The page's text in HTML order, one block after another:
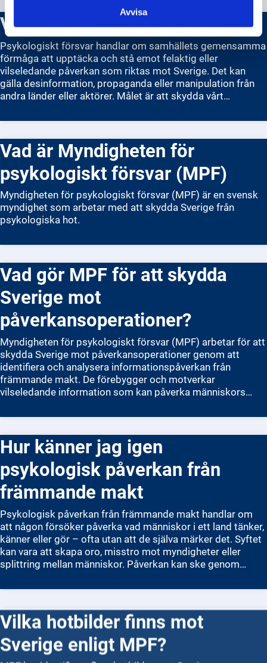
Avvisa
Vad är psykologiskt försvar?
Psykologiskt försvar handlar om samhällets gemensamma
förmåga att upptäcka och stå emot felaktig eller
vilseledande påverkan som riktas mot Sverige. Det kan
gälla desinformation, propaganda eller manipulation från
andra länder eller aktörer. Målet är att skydda vårt
förtroende för dem. Alla behövs i detta — myndigheter,
till information och kontrollera källor bidrar vi alla till det
psykologiska försvaret.
Vad är Myndigheten för
psykologiskt försvar (MPF)
Myndigheten för psykologiskt försvar (MPF) är en svensk
myndighet som arbetar med att skydda Sverige från
psykologiska hot.
Vad gör MPF för att skydda
Sverige mot
påverkansoperationer?
Myndigheten för psykologiskt försvar (MPF) arbetar för att
skydda Sverige mot påverkansoperationer genom att
identifiera och analysera informationspåverkan från
främmande makt. De förebygger och motverkar
vilseledande information som kan påverka människors
kommuner, företag och organisationer med utbildning och
Arbetet är en viktig del i att värna demokratin,
samhällsfunktionen och den öppna debatten. Söker man
svar på vad MPF gör för att skydda Sverige mot
påverkansoperationer, så handlar det om att göra
samhället medvetet, förberett och motståndskraftigt.
Hur känner jag igen
psykologisk påverkan från
främmande makt
Psykologisk påverkan från främmande makt handlar om
att någon försöker påverka vad människor i ett land tänker,
känner eller gör – ofta utan att de själva märker det. Syftet
kan vara att skapa oro, misstro mot myndigheter eller
splittring mellan människor. Påverkan kan ske genom
För att känna igen psykologisk påverkan är det viktigt att
informationen, vad syftet verkar vara och om flera
oberoende källor bekräftar samma sak. Var också
uppmärksam på budskap som väcker starka känslor, som
ilska eller rädsla – de används ofta för att försvaga ditt
Vilka hotbilder finns mot
Sverige enligt MPF?